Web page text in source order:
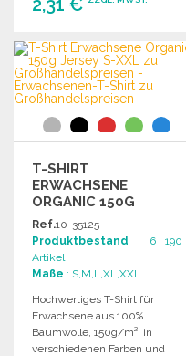
2,31 €
BESTELLEN
Angebot anfordern
T-SHIRT
ERWACHSENE
ORGANIC 150G
JERSEY S-XXL ZU
GROSSHANDELSPREISEN
Ref.10-35125
Produktbestand : 6 190
Artikel
Maße : S,M,L,XL,XXL
Hochwertiges T-Shirt für
Erwachsene aus 100%
Baumwolle, 150g/m², in
verschiedenen Farben und